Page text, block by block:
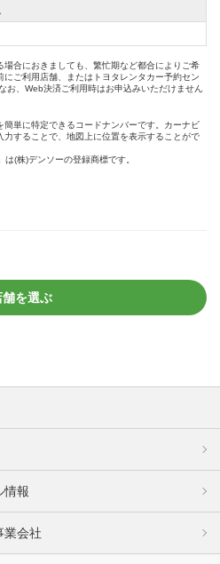
合におきましても、繁忙期など都合によりご希
ご利用店舗、またはトヨタレンタカー予約セン
お、Web決済ご利用時はお申込みいただけません
単に特定できるコードナンバーです。カーナビ
することで、地図上に位置を表示することがで
は(株)デンソーの登録商標です。
舗を選ぶ
情報
業会社